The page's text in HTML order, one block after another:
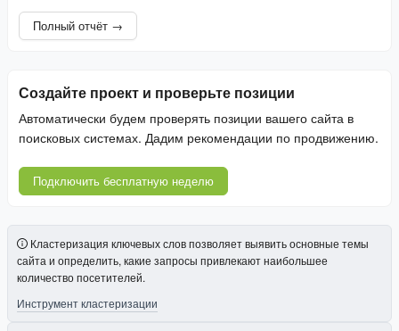
Полный отчёт →
Создайте проект и проверьте позиции
Автоматически будем проверять позиции вашего сайта в
поисковых системах. Дадим рекомендации по продвижению.
Подключить бесплатную неделю
Кластеризация ключевых слов позволяет выявить основные темы
сайта и определить, какие запросы привлекают наибольшее
количество посетителей.
Инструмент кластеризации